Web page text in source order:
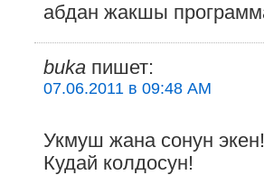
абдан жакшы
buka пишет:
07.06.2011 в 09:48 AM
Укмуш жана сонун
Кудай колдосун!